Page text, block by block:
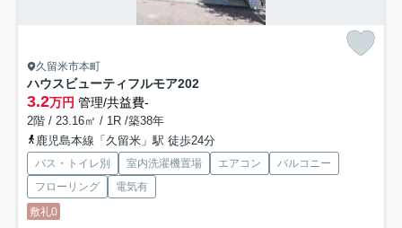
久留米市本町
ハウスビューティフルモア202
3.2万円 管理/共益費-
2階 / 23.16㎡ / 1R /築38年
鹿児島本線「久留米」駅 徒歩24分
バス・トイレ別 室内洗濯機置場 エアコン
バルコニー
フローリング
電気有
敷礼0